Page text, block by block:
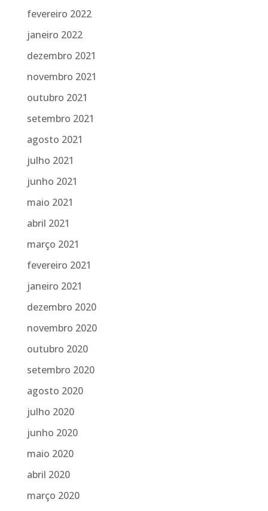
fevereiro 2022
janeiro 2022
dezembro 2021
novembro 2021
outubro 2021
setembro 2021
agosto 2021
julho 2021
junho 2021
maio 2021
abril 2021
março 2021
fevereiro 2021
janeiro 2021
dezembro 2020
novembro 2020
outubro 2020
setembro 2020
agosto 2020
julho 2020
junho 2020
maio 2020
abril 2020
março 2020